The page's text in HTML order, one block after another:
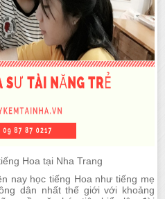
Hoa tại Nha Trang
nay học tiếng Hoa như tiếng mẹ
dân nhất thế giới với khoảng